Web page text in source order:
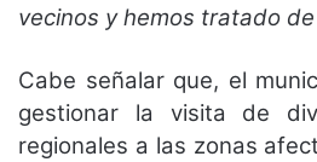
vecinos y hemos tratado
Cabe señalar que, el
gestionar la visita de
regionales a las zonas